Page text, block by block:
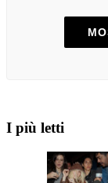
I più letti